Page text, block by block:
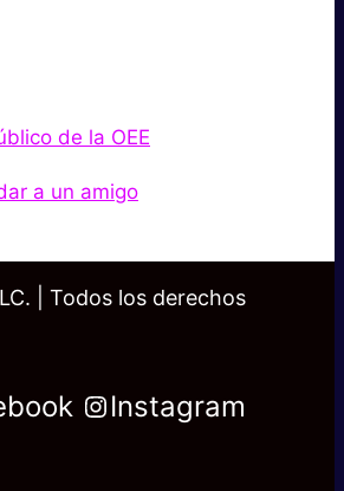
de la OEE
a un amigo
| Todos los derechos
Instagram